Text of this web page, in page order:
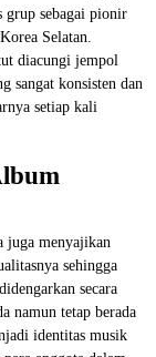
grup sebagai pionir
Selatan.
diacungi jempol
sangat konsisten dan
setiap kali
juga menyajikan
sehingga
secara
namun tetap berada
identitas musik